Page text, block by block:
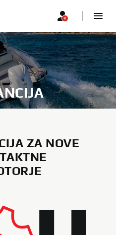
ZA NOVE